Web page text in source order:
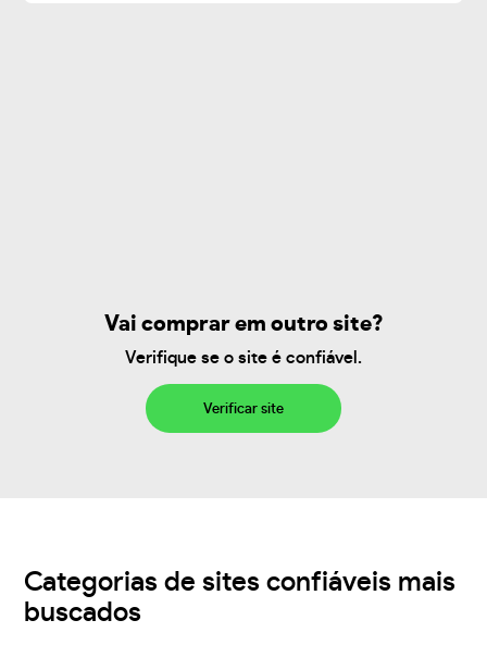
Vai comprar em outro site?
Verifique se o site é confiável.
Verificar site
Categorias de sites confiáveis mais
buscados